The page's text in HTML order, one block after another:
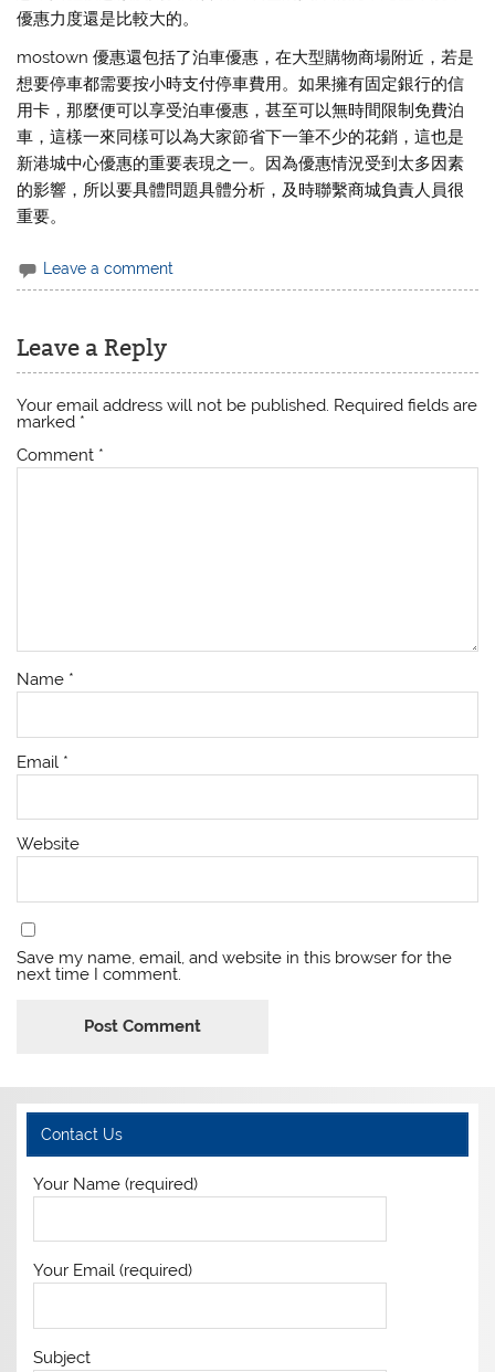
優惠力度還是比較大的。
mostown 優惠還包括了泊車優惠，在大型購物商場附近，若是
想要停車都需要按小時支付停車費用。如果擁有固定銀行的信
用卡，那麼便可以享受泊車優惠，甚至可以無時間限制免費泊
車，這樣一來同樣可以為大家節省下一筆不少的花銷，這也是
新港城中心優惠的重要表現之一。因為優惠情況受到太多因素
的影響，所以要具體問題具體分析，及時聯繫商城負責人員很
重要。
Leave a comment
Leave a Reply
Your email address will not be published. Required fields are
marked *
Comment *
Name *
Email *
Website
Save my name, email, and website in this browser for the
next time I comment.
Contact Us
Your Name (required)
Your Email (required)
Subject